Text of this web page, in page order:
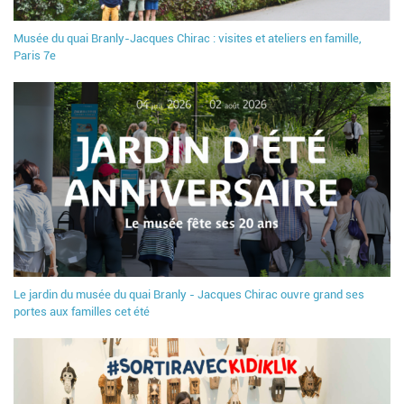
Musée du quai Branly-Jacques Chirac : visites et ateliers en famille,
Paris 7e
Le jardin du musée du quai Branly - Jacques Chirac ouvre grand ses
portes aux familles cet été